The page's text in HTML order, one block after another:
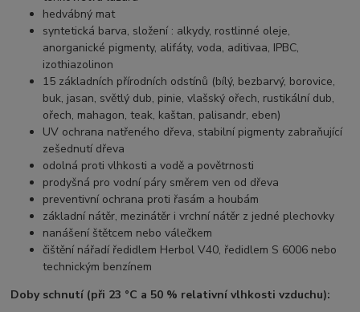
hedvábný mat
syntetická barva, složení : alkydy, rostlinné oleje,
anorganické pigmenty, alifáty, voda, aditivaa, IPBC,
izothiazolinon
15 základních přírodních odstínů (bílý, bezbarvý, borovice,
buk, jasan, světlý dub, pinie, vlašský ořech, rustikální dub,
ořech, mahagon, teak, kaštan, palisandr, eben)
UV ochrana natřeného dřeva, stabilní pigmenty zabraňující
zešednutí dřeva
odolná proti vlhkosti a vodě a povětrnosti
prodyšná pro vodní páry směrem ven od dřeva
preventivní ochrana proti řasám a houbám
základní nátěr, mezinátěr i vrchní nátěr z jedné plechovky
nanášení štětcem nebo válečkem
čištění nářadí ředidlem Herbol V40, ředidlem S 6006 nebo
technickým benzínem
Doby schnutí (při 23 °C a 50 % relativní vlhkosti vzduchu):